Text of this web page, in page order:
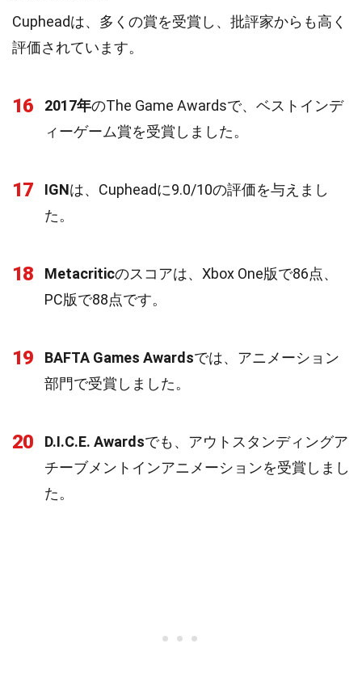
Cupheadは、多くの賞を受賞し、批評家からも高く
評価されています。
16 2017年のThe Game Awardsで、ベストインデ
ィーゲーム賞を受賞しました。
17 IGNは、Cupheadに9.0/10の評価を与えまし
た。
18 Metacriticのスコアは、Xbox One版で86点、
PC版で88点です。
19 BAFTA Games Awardsでは、アニメーション
部門で受賞しました。
20 D.I.C.E. Awardsでも、アウトスタンディングア
チーブメントインアニメーションを受賞しまし
た。